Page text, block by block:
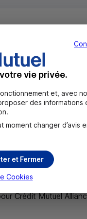
Crédit Mutuel
l’alliance de
leur
d’un solide
Pas-de-Calais,
particulier, le
Crédit Mutuel
vie privée.
et, avec
des informations
changer d’avis
et Fermer
Cookies